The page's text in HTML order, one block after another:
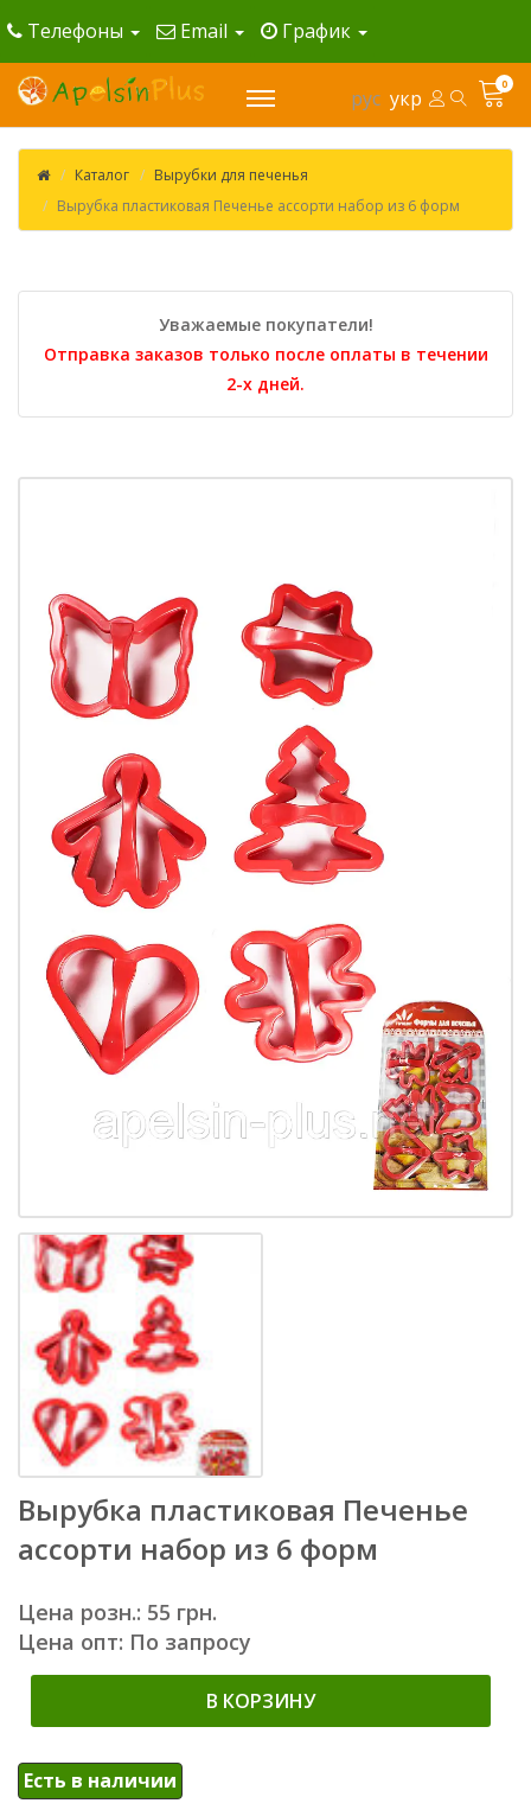
Телефоны Email График
рус укр
0
Каталог
Вырубки для печенья
Вырубка пластиковая Печенье ассорти набор из 6 форм
Уважаемые покупатели!
Отправка заказов только после оплаты в течении
2-х дней.
Вырубка пластиковая Печенье
ассорти набор из 6 форм
Цена розн.: 55 грн.
Цена опт: По запросу
В КОРЗИНУ
Есть в наличии